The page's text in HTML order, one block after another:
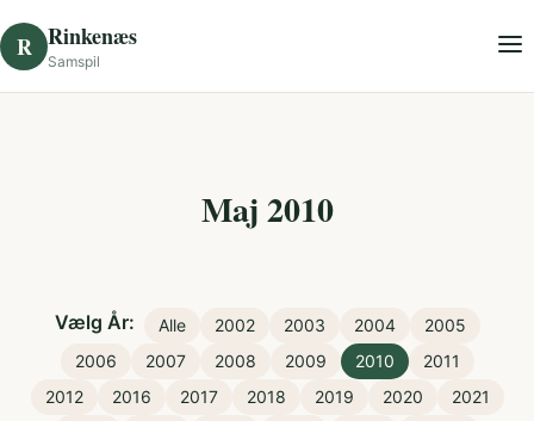
R Rinkenæs
Samspil
Maj 2010
Vælg År: Alle 2002 2003 2004
2005
2006
2007 2008 2009 2010
2011
2012
2016 2017 2018 2019 2020
2021